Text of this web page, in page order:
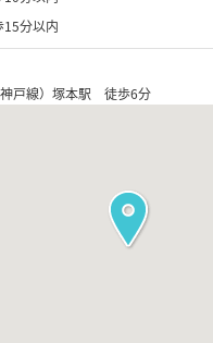
15分以内
戸線）塚本駅 徒歩6分